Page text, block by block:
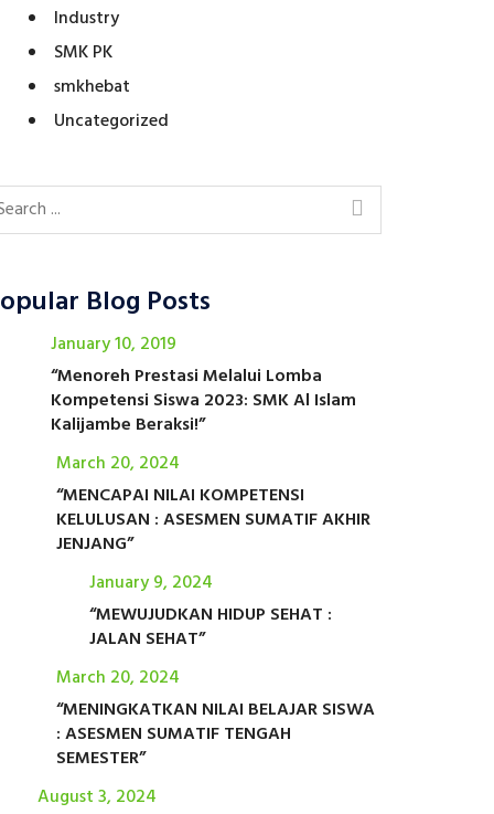
Industry
SMK PK
smkhebat
Uncategorized
Blog Posts
January 10, 2019
“Menoreh Prestasi Melalui Lomba
Kompetensi Siswa 2023: SMK Al Islam
Kalijambe Beraksi!”
March 20, 2024
“MENCAPAI NILAI KOMPETENSI
KELULUSAN : ASESMEN SUMATIF AKHIR
JENJANG”
January 9, 2024
“MEWUJUDKAN HIDUP SEHAT :
JALAN SEHAT”
March 20, 2024
“MENINGKATKAN NILAI BELAJAR SISWA
: ASESMEN SUMATIF TENGAH
SEMESTER”
August 3, 2024